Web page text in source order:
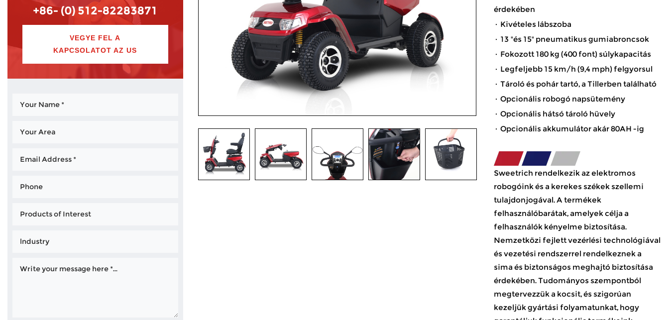
+86- (0) 512-82283871
VEGYE FEL A
KAPCSOLATOT AZ US
érdekében
· Kivételes lábszoba
· 13 "és 15" pneumatikus gumiabroncsok
· Fokozott 180 kg (400 font) súlykapacitás
· Legfeljebb 15 km/h (9,4 mph) felgyorsul
· Tároló és pohár tartó, a Tillerben található
· Opcionális robogó napsütemény
· Opcionális hátsó tároló hüvely
· Opcionális akkumulátor akár 80AH -ig
Sweetrich rendelkezik az elektromos
robogóink és a kerekes székek szellemi
tulajdonjogával. A termékek
felhasználóbarátak, amelyek célja a
felhasználók kényelme biztosítása.
Nemzetközi fejlett vezérlési technológiával
és vezetési rendszerrel rendelkeznek a
sima és biztonságos meghajtó biztosítása
érdekében. Tudományos szempontból
megtervezzük a kocsit, és szigorúan
kezeljük gyártási folyamatunkat, hogy